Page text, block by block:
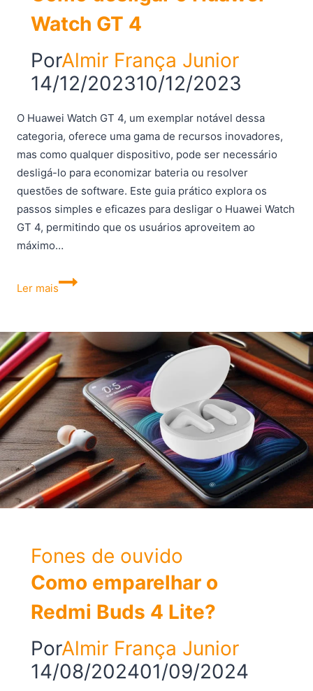
Watch GT 4
PorAlmir França Junior
14/12/202310/12/2023
O Huawei Watch GT 4, um exemplar notável dessa
categoria, oferece uma gama de recursos inovadores,
mas como qualquer dispositivo, pode ser necessário
desligá-lo para economizar bateria ou resolver
questões de software. Este guia prático explora os
passos simples e eficazes para desligar o Huawei Watch
GT 4, permitindo que os usuários aproveitem ao
máximo…
Ler mais
Como
Huawei
Watch
GT
4
Fones de ouvido
Como emparelhar o
Redmi Buds 4 Lite?
PorAlmir França Junior
14/08/202401/09/2024